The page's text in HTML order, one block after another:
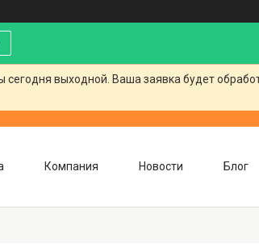
выходной. Ваша заявка будет
Компания Новости Блог